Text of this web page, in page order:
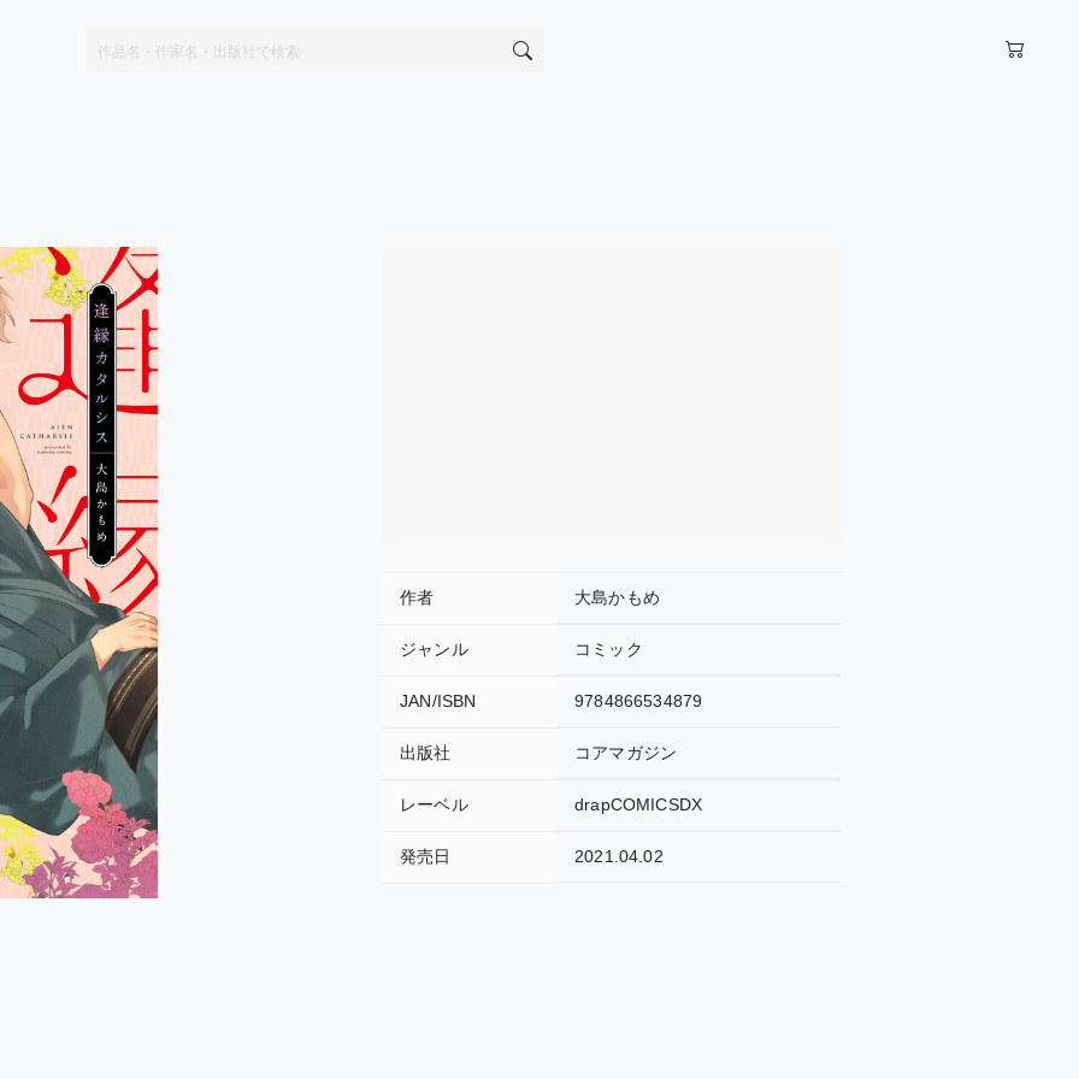
作者 大島かもめ
ジャンル コミック
JAN/ISBN 9784866534879
出版社 コアマガジン
レーベル drapCOMICSDX
発売日 2021.04.02